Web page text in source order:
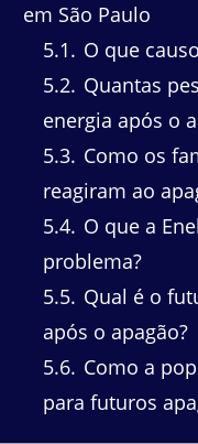
em São Paulo
5.1
O que
5.2 Quantas
energia após o
5.3 Como os
reagiram ao
5.4 O que a
problema?
5.5 Qual é o
após o apagão?
5.6 Como a
para futuros